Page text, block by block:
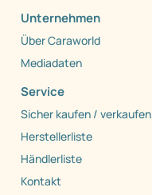
Unternehmen
Über Caraworld
Mediadaten
Service
Sicher kaufen / verkaufen
Herstellerliste
Händlerliste
Kontakt